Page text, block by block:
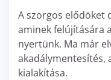
A szorgos elődöket
aminek felújítására
nyertünk. Ma már
akadálymentesítés,
kialakítása.